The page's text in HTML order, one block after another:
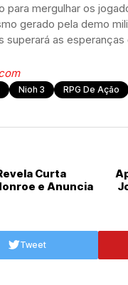
para mergulhar os
gerado pela demo
superará as esperanças
Nioh 3 RPG De Ação
Curta
e Anuncia
Tweet